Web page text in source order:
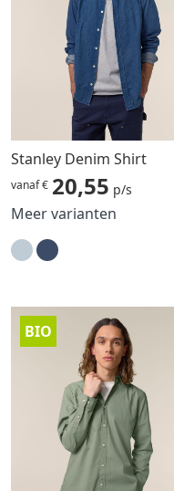
Stanley Denim Shirt
vanaf € 20,55 p/s
Meer varianten
BIO